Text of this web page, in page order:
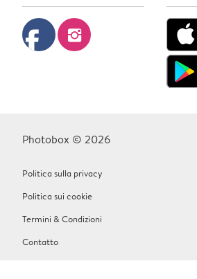
facebook instagram
Photobox © 2026
Politica sulla privacy
Politica sui cookie
Termini & Condizioni
Contatto